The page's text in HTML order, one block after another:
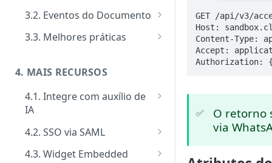
Ativação performática: alta
escala e assincronismo
Regras de finalização de
Cadastro de Webhooks via APP
Cadastro de Webhooks via API
3.2. Eventos do Documento
Evento Add Signer
Exceeded
Evento Auto Close
Evento Cancel
Evento Close
Evento Deadline
3.3. Melhores práticas
4. MAIS RECURSOS
4.1. Integre com auxílio de
IA
MCP Server
4.2. SSO via SAML
Como implementar SSO via
4.3. Widget Embedded
GET /api/v3/
Host:
Content-Type:
Accept:
Authorization:
✅
O retorno
via